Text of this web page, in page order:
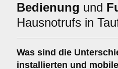
Bedienung und
Hausnotrufs in
Was sind die
installierten und